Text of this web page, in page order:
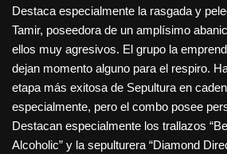
Destaca especialmente la rasgada y
Tamir, poseedora de un amplísimo
ellos muy agresivos. El grupo la
dejan momento alguno para el respiro.
etapa más exitosa de Sepultura en
especialmente, pero el combo posee
Destacan especialmente los trallazos
Alcoholic” y la sepulturera “Diamond